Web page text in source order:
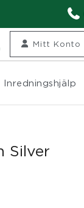
Mitt Konto
Inredningshjälp
Silver